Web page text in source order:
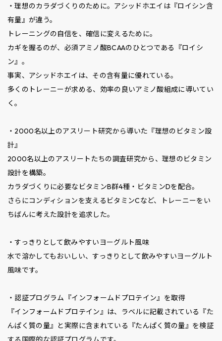
・理想のカラダづくりのために。アシッドホエイは『ロイシン含
有量』が違う。
トレーニングの自信を、確信に変えるために。
カギを握るのが、必須アミノ酸BCAAのひとつである『ロイシ
ン』。
事実、アシッドホエイは、その含有量に優れている。
多くのトレーニーが求める、効率の良いアミノ酸組成に導いてい
く。
・2000名以上のアスリート研究から導いた『理想のビタミン設
計』
2000名以上のアスリートたちの調査研究から、理想のビタミン
設計を構築。
カラダづくりに必要なビタミンB群4種・ビタミンDを配合。
さらにコンディションを支えるビタミンCなど、トレーニーをい
ちばんに考えた設計を追求した。
・すっきりとして飲みやすいヨーグルト風味
水で溶かしてもおいしい、すっきりとして飲みやすいヨーグルト
風味です。
・認証プログラム『インフォームドプロテイン』を取得
『インフォームドプロテイン』は、ラベルに記載されている『た
んぱく質の量』と実際に含まれている『たんぱく質の量』を検証